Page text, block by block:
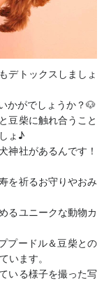
デトックスしましょ
かがでしょうか？🐶
豆柴に触れ合うこと
ょ♪
神社があるんです！
を祈るお守りやおみ
るユニークな動物カ
プードル＆豆柴との
います。
いる様子を撮った写